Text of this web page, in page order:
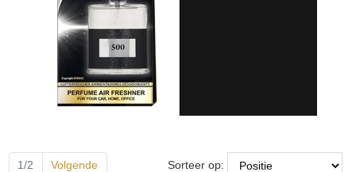
Sorteer op:
1/2 Volgende